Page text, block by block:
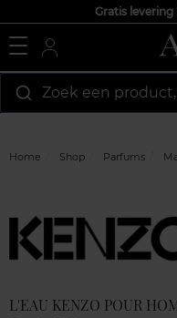
Gratis
Zoek een
Home Shop Parfums
L'EAU KENZO POUR